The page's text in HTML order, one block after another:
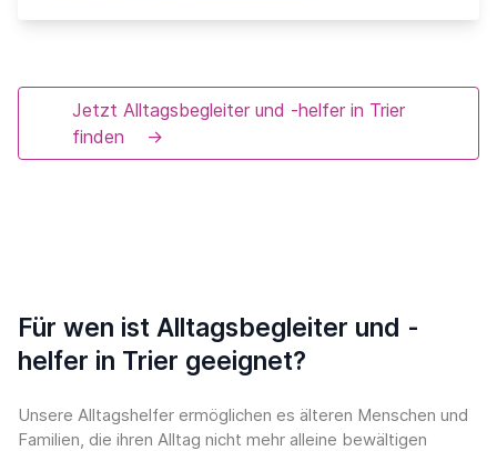
Jetzt Alltagsbegleiter und -helfer in Trier
finden
→
Für wen ist Alltagsbegleiter und -
helfer in Trier geeignet?
Unsere Alltagshelfer ermöglichen es älteren Menschen und
Familien, die ihren Alltag nicht mehr alleine bewältigen